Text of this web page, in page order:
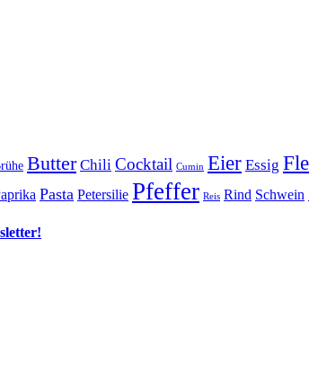
Butter Chili Cocktail Cumin Eier Essig
Pasta Petersilie Pfeffer Reis Rind Schwein